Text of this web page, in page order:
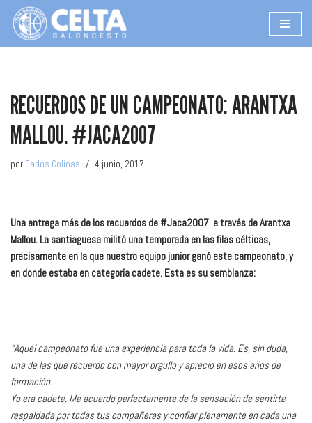
Saltar
RECUERDOS DE UN CAMPEONATO: ARANTXA
MALLOU. #JACA2007
por Carlos Colinas 4 junio, 2017
Una entrega más de los recuerdos de #Jaca2007 a través de Arantxa
Mallou. La santiaguesa militó una temporada en las filas célticas,
precisamente en la que nuestro equipo junior ganó este campeonato, y
en donde estaba en categoría cadete. Esta es su semblanza:
“Aquel campeonato fue una experiencia para toda la vida. Es, sin duda,
una de las que recuerdo con mayor orgullo y aprecio en esos años de
formación.
Yo era cadete. Me acuerdo perfectamente de la sensación de sentirte
respaldada por todas tus compañeras y confiar plenamente en cada una